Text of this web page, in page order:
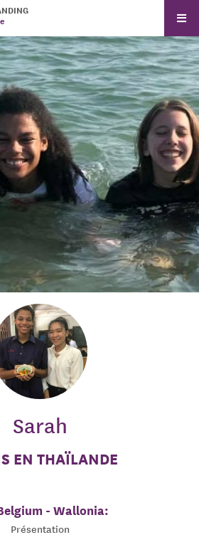
Sarah
EN THAÏLANDE
- Wallonia:
Présentation